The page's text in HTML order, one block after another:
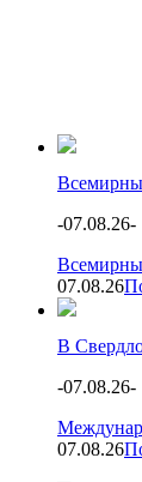
-07.08.26-
07.08.26
В
-07.08.26-
07.08.26